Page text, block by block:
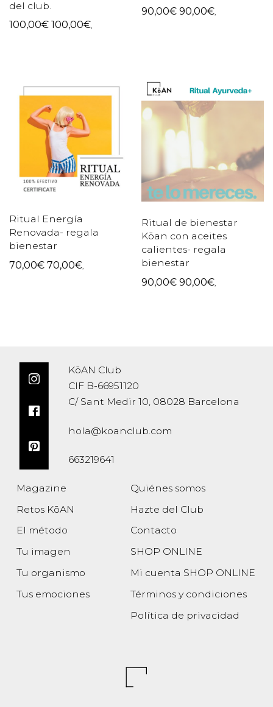
del club.
100,00€ 100,00€,
90,00€ 90,00€,
Ritual Energía
Renovada- regala
bienestar
70,00€ 70,00€,
Ritual de bienestar
Kōan con aceites
calientes- regala
bienestar
90,00€ 90,00€,
KōAN Club
CIF B-66951120
C/ Sant Medir 10, 08028 Barcelona
hola@koanclub.com
663219641
Magazine
Retos KōAN
El método
Tu imagen
Tu organismo
Tus emociones
Quiénes somos
Hazte del Club
Contacto
SHOP ONLINE
Mi cuenta SHOP ONLINE
Términos y condiciones
Política de privacidad